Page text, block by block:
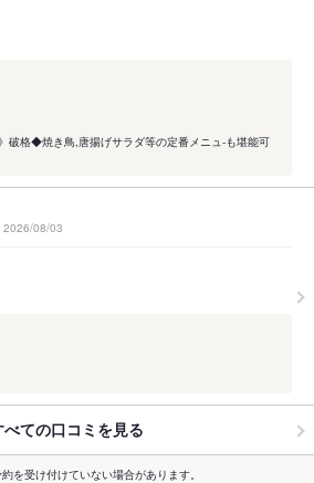
破格◆焼き鳥,唐揚げサラダ等の定番メニュ-も堪能可
2026/08/03
べての口コミを見る
を受け付けていない場合があります。